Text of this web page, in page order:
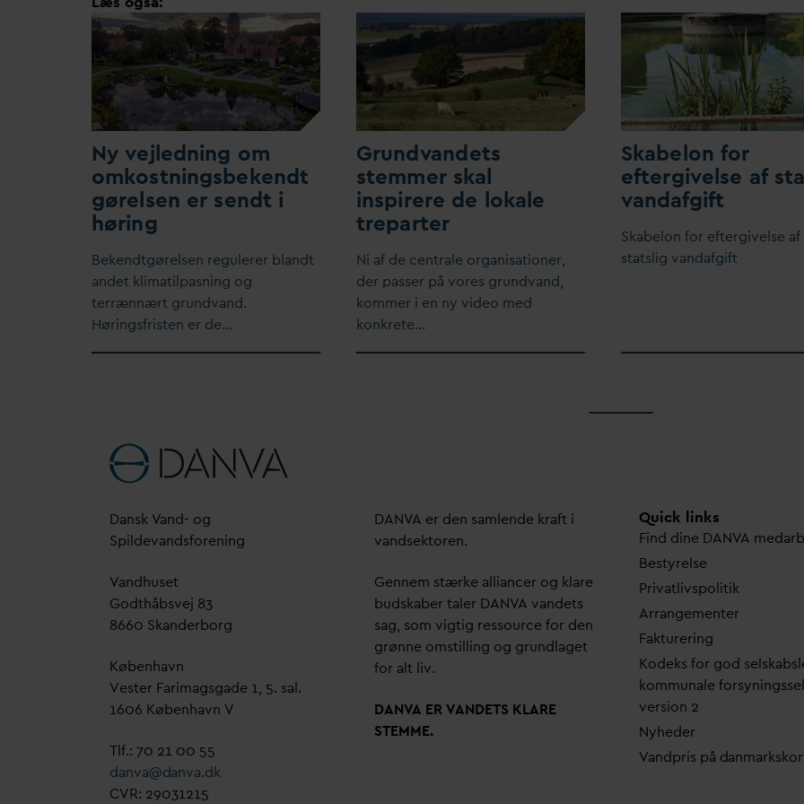
Ny vejledning om
omkostningsbekendt
gørelsen er sendt i
høring
Bekendtgørelsen regulerer blandt
andet klimatilpasning og
terrænnært grundvand.
Høringsfristen er de…
Grundvandets
stemmer skal
inspirere de lokale
treparter
​Ni af de centrale organisationer,
der passer på vores grundvand,
kommer i en ny video med
konkrete…
Skabelon for
eftergivelse af
vandafgift
Skabelon for eftergivelse af
statslig vandafgift
Dansk Vand- og
Spildevandsforening
Vandhuset
Godthåbsvej 83
8660 Skanderborg
København
Vester Farimagsgade 1, 5. sal.
1606 København V
Tlf.: 70 21 00 55
danva@danva.dk
CVR: 29031215
DANVA er den samlende kraft i
vandsektoren.
Gennem stærke alliancer og klare
budskaber taler DANVA vandets
sag, som vigtig ressource for den
grønne omstilling og grundlaget
for alt liv.
DANVA ERVANDETS KLARE
STEMME.
Quick links
Find dine DANVA med
Bestyrelse
Privatlivspolitik
Arrangementer
Fakturering
Kodeks for god
kommunale
version 2
Nyheder
Vandpris på d